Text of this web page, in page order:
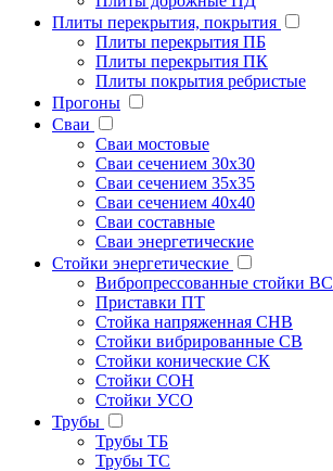
Плиты перекрытия, покрытия
Плиты перекрытия ПБ
Плиты перекрытия ПК
Плиты покрытия ребристые
Прогоны
Сваи
Сваи мостовые
Сваи сечением 30х30
Сваи сечением 35х35
Сваи сечением 40х40
Сваи составные
Сваи энергетические
Стойки энергетические
Вибропрессованные стойки ВС
Приставки ПТ
Стойка напряженная СНВ
Стойки вибрированные СВ
Стойки конические СК
Стойки СОН
Стойки УСО
Трубы
Трубы ТБ
Трубы ТС